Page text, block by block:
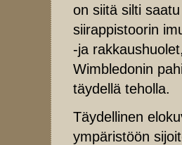
on siitä silti
siirappistoorin
-ja
Wimbledonin
täydellä teholla.
Täydellinen
ympäristöön